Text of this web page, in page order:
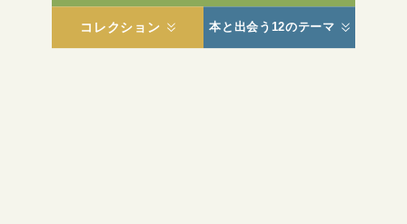
コレクション 本と出会う12のテーマ